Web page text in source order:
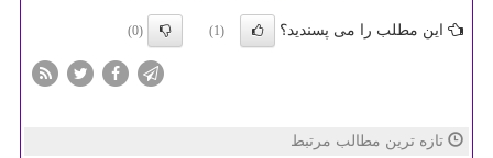
این مطلب را می پسندید؟ (1)
(0)
تازه ترین مطالب مرتبط